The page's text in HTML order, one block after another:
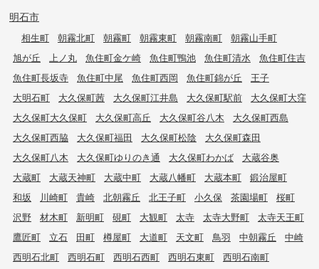
明石市
相生町 朝霧北町 朝霧町 朝霧東町 朝霧南町
朝霧山手町
旭が丘
上ノ丸 魚住町金ケ崎 魚住町鴨池 魚住町清水
魚住町住吉
魚住町長坂寺
魚住町中尾 魚住町西岡 魚住町錦が丘
王子
大明石町
大久保町茜 大久保町江井島 大久保町駅前
大久保町大窪
大久保町大久保町
大久保町高丘 大久保町谷八木
大久保町西島
大久保町西脇
大久保町福田 大久保町松陰
大久保町森田
大久保町八木
大久保町ゆりのき通 大久保町わかば
大蔵谷奥
大蔵町
大蔵天神町 大蔵中町 大蔵八幡町 大蔵本町
鍛治屋町
和坂
川崎町 貴崎 北朝霧丘 北王子町 小久保 茶園場町
桜町
沢野
材木町 新明町 硯町 大観町 太寺 太寺大野町
太寺天王町
鷹匠町
立石 田町 樽屋町 大道町 天文町 鳥羽 中朝霧丘
中崎
西明石北町
西明石町 西明石西町 西明石東町
西明石南町